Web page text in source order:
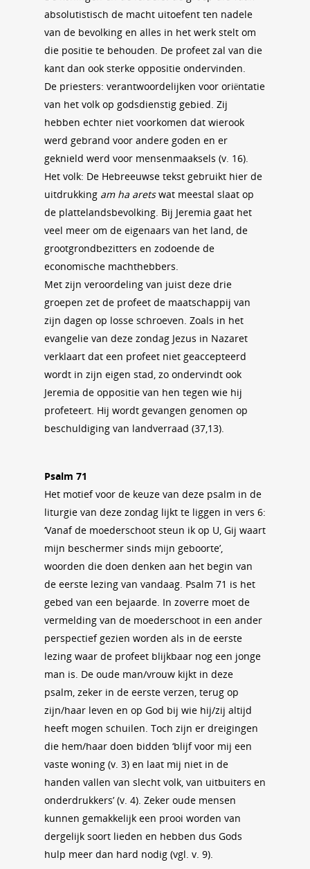
absolutistisch de macht uitoefent ten nadele
van de bevolking en alles in het werk stelt om
die positie te behouden. De profeet zal van die
kant dan ook sterke oppositie ondervinden.
De priesters: verantwoordelijken voor oriëntatie
van het volk op godsdienstig gebied. Zij
hebben echter niet voorkomen dat wierook
werd gebrand voor andere goden en er
geknield werd voor mensenmaaksels (v. 16).
Het volk: De Hebreeuwse tekst gebruikt hier de
uitdrukking am ha aretswat meestal slaat op
de plattelandsbevolking. Bij Jeremia gaat het
veel meer om de eigenaars van het land, de
grootgrondbezitters en zodoende de
economische machthebbers.
Met zijn veroordeling van juist deze drie
groepen zet de profeet de maatschappij van
zijn dagen op losse schroeven. Zoals in het
evangelie van deze zondag Jezus in Nazaret
verklaart dat een profeet niet geaccepteerd
wordt in zijn eigen stad, zo ondervindt ook
Jeremia de oppositie van hen tegen wie hij
profeteert. Hij wordt gevangen genomen op
beschuldiging van landverraad (37,13).
Psalm 71
Het motief voor de keuze van deze psalm in de
liturgie van deze zondag lijkt te liggen in vers 6:
‘Vanaf de moederschoot steun ik op U, Gij waart
mijn beschermer sinds mijn geboorte’,
woorden die doen denken aan het begin van
de eerste lezing van vandaag. Psalm 71 is het
gebed van een bejaarde. In zoverre moet de
vermelding van de moederschoot in een ander
perspectief gezien worden als in de eerste
lezing waar de profeet blijkbaar nog een jonge
man is. De oude man/vrouw kijkt in deze
psalm, zeker in de eerste verzen, terug op
zijn/haar leven en op God bij wie hij/zij altijd
heeft mogen schuilen. Toch zijn er dreigingen
die hem/haar doen bidden ‘blijf voor mij een
vaste woning (v. 3) en laat mij niet in de
handen vallen van slecht volk, van uitbuiters en
onderdrukkers’ (v. 4). Zeker oude mensen
kunnen gemakkelijk een prooi worden van
dergelijk soort lieden en hebben dus Gods
hulp meer dan hard nodig (vgl. v. 9).